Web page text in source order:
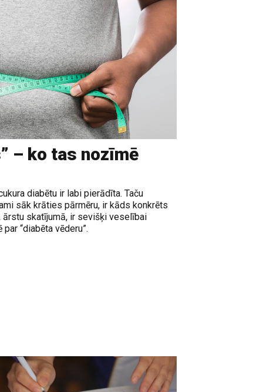
– ko tas nozīmē
diabētu ir labi pierādīta. Taču
sāk krāties pārmēru, ir kāds konkrēts
skatījumā, ir sevišķi veselībai
“diabēta vēderu”.